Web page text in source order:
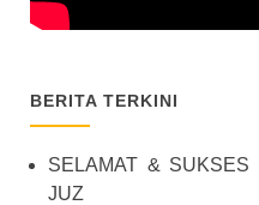
BERITA TERKINI
SELAMAT &
JUZ